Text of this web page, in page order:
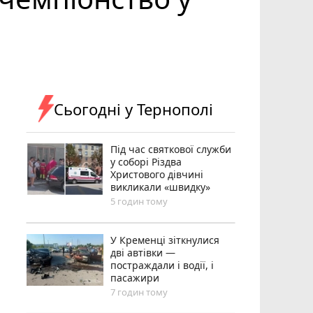
Сьогодні у Тернополі
Під час святкової служби
у соборі Різдва
Христового дівчині
викликали «швидку»
5 годин тому
У Кременці зіткнулися
дві автівки —
постраждали і водії, і
пасажири
7 годин тому